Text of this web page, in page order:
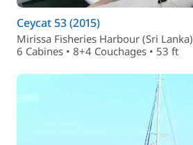
Ceycat 53 (2015)
Mirissa Fisheries Harbour (Sri Lanka)
6 Cabines • 8+4 Couchages • 53 ft